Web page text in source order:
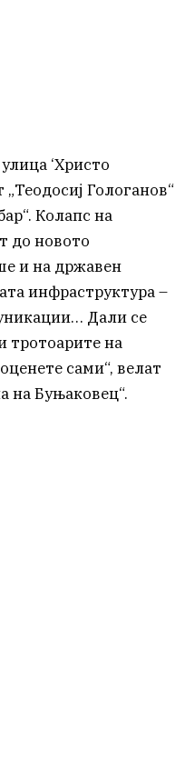
‘Христо
Гологанов“
Колапс на
до новото
и на државен
инфраструктура –
Дали се
тротоарите на
сами“, велат
на Буњаковец“.